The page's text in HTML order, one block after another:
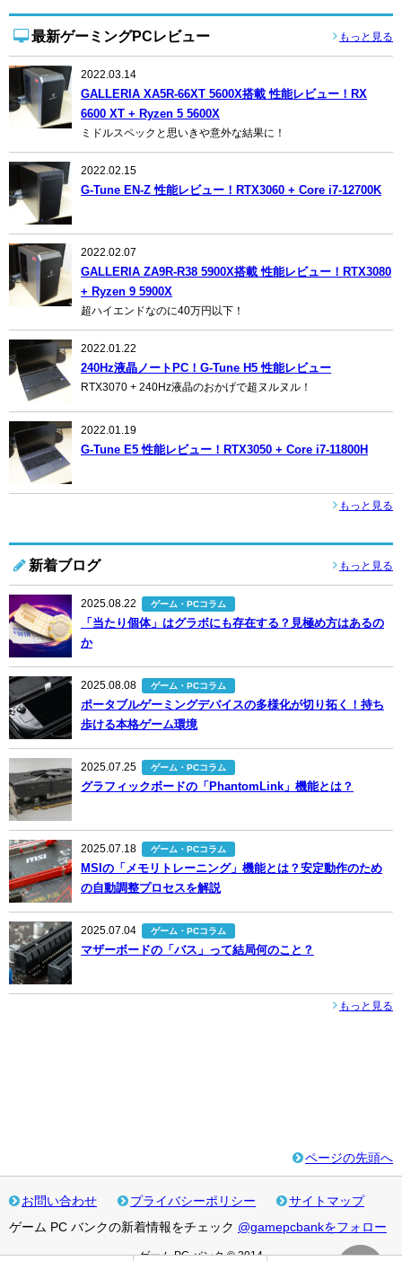
最新ゲーミングPCレビュー もっと見る
2022.03.14
GALLERIA XA5R-66XT 5600X搭載 性能レビュー！RX
6600 XT + Ryzen 5 5600X
ミドルスペックと思いきや意外な結果に！
2022.02.15
G-Tune EN-Z 性能レビュー！RTX3060 + Core i7-12700K
2022.02.07
GALLERIA ZA9R-R38 5900X搭載 性能レビュー！RTX3080
+ Ryzen 9 5900X
超ハイエンドなのに40万円以下！
2022.01.22
240Hz液晶ノートPC！G-Tune H5 性能レビュー
RTX3070 + 240Hz液晶のおかげで超ヌルヌル！
2022.01.19
G-Tune E5 性能レビュー！RTX3050 + Core i7-11800H
もっと見る
新着ブログ もっと見る
2025.08.22 ゲーム・PCコラム
「当たり個体」はグラボにも存在する？見極め方はあるの
か
2025.08.08 ゲーム・PCコラム
ポータブルゲーミングデバイスの多様化が切り拓く！持ち
歩ける本格ゲーム環境
2025.07.25 ゲーム・PCコラム
グラフィックボードの「PhantomLink」機能とは？
2025.07.18 ゲーム・PCコラム
MSIの「メモリトレーニング」機能とは？安定動作のため
の自動調整プロセスを解説
2025.07.04 ゲーム・PCコラム
マザーボードの「バス」って結局何のこと？
もっと見る
ページの先頭へ
お問い合わせ プライバシーポリシー
サイトマップ
ゲーム PC バンクの新着情報をチェック @gamepcbankをフォロー
ゲーム PC バンク © 2014